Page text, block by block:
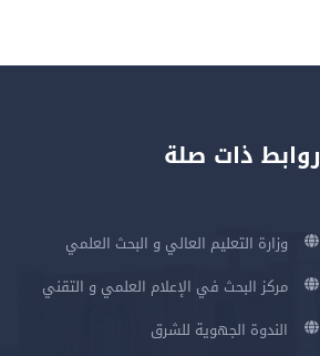
روابط ذات صلة
وزارة التعليم العالي و البحث العلمي
مركز البحث في الإعلام العلمي و التقني
الندوة الجهوية للشرق